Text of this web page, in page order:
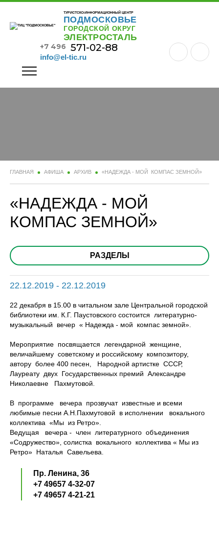
ТУРИСТСКО-ИНФОРМАЦИОННЫЙ ЦЕНТР
ПОДМОСКОВЬЕ
ГОРОДСКОЙ ОКРУГ
ЭЛЕКТРОСТАЛЬ
+7 496 571-02-88
info@el-tic.ru
ГЛАВНАЯ АФИША АРХИВ «НАДЕЖДА - МОЙ КОМПАС ЗЕМНОЙ»
«НАДЕЖДА - МОЙ
КОМПАС ЗЕМНОЙ»
РАЗДЕЛЫ
22.12.2019 - 22.12.2019
22 декабря в 15.00 в читальном зале Центральной городской
библиотеки им. К.Г. Паустовского состоится литературно-
музыкальный вечер « Надежда - мой компас земной».
Мероприятие посвящается легендарной женщине,
величайшему советскому и российскому композитору,
автору более 400 песен, Народной артистке СССР,
Лауреату двух Государственных премий Александре
Николаевне Пахмутовой.
В программе вечера прозвучат известные и всеми
любимые песни А.Н.Пахмутовой в исполнении вокального
коллектива «Мы из Ретро».
Ведущая вечера - член литературного объединения
«Содружество», солистка вокального коллектива « Мы из
Ретро» Наталья Савельева.
Пр. Ленина, 36
+7 49657 4-32-07
+7 49657 4-21-21